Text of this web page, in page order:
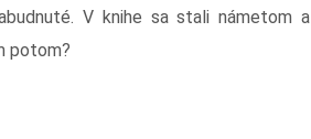
V knihe sa stali námetom a
potom?